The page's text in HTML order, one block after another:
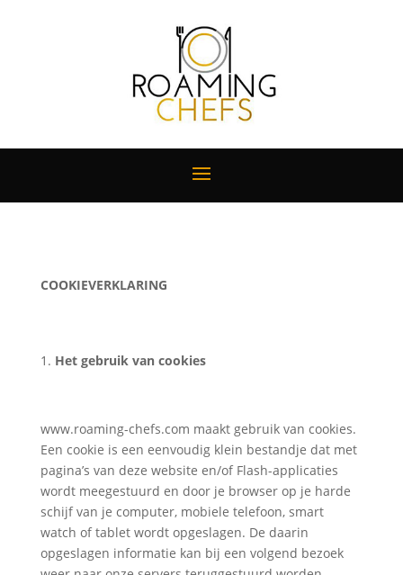
COOKIEVERKLARING
Het gebruik van cookies
www.roaming-chefs.com maakt gebruik van cookies.
Een cookie is een eenvoudig klein bestandje dat met
pagina’s van deze website en/of Flash-applicaties
wordt meegestuurd en door je browser op je harde
schijf van je computer, mobiele telefoon, smart
watch of tablet wordt opgeslagen. De daarin
opgeslagen informatie kan bij een volgend bezoek